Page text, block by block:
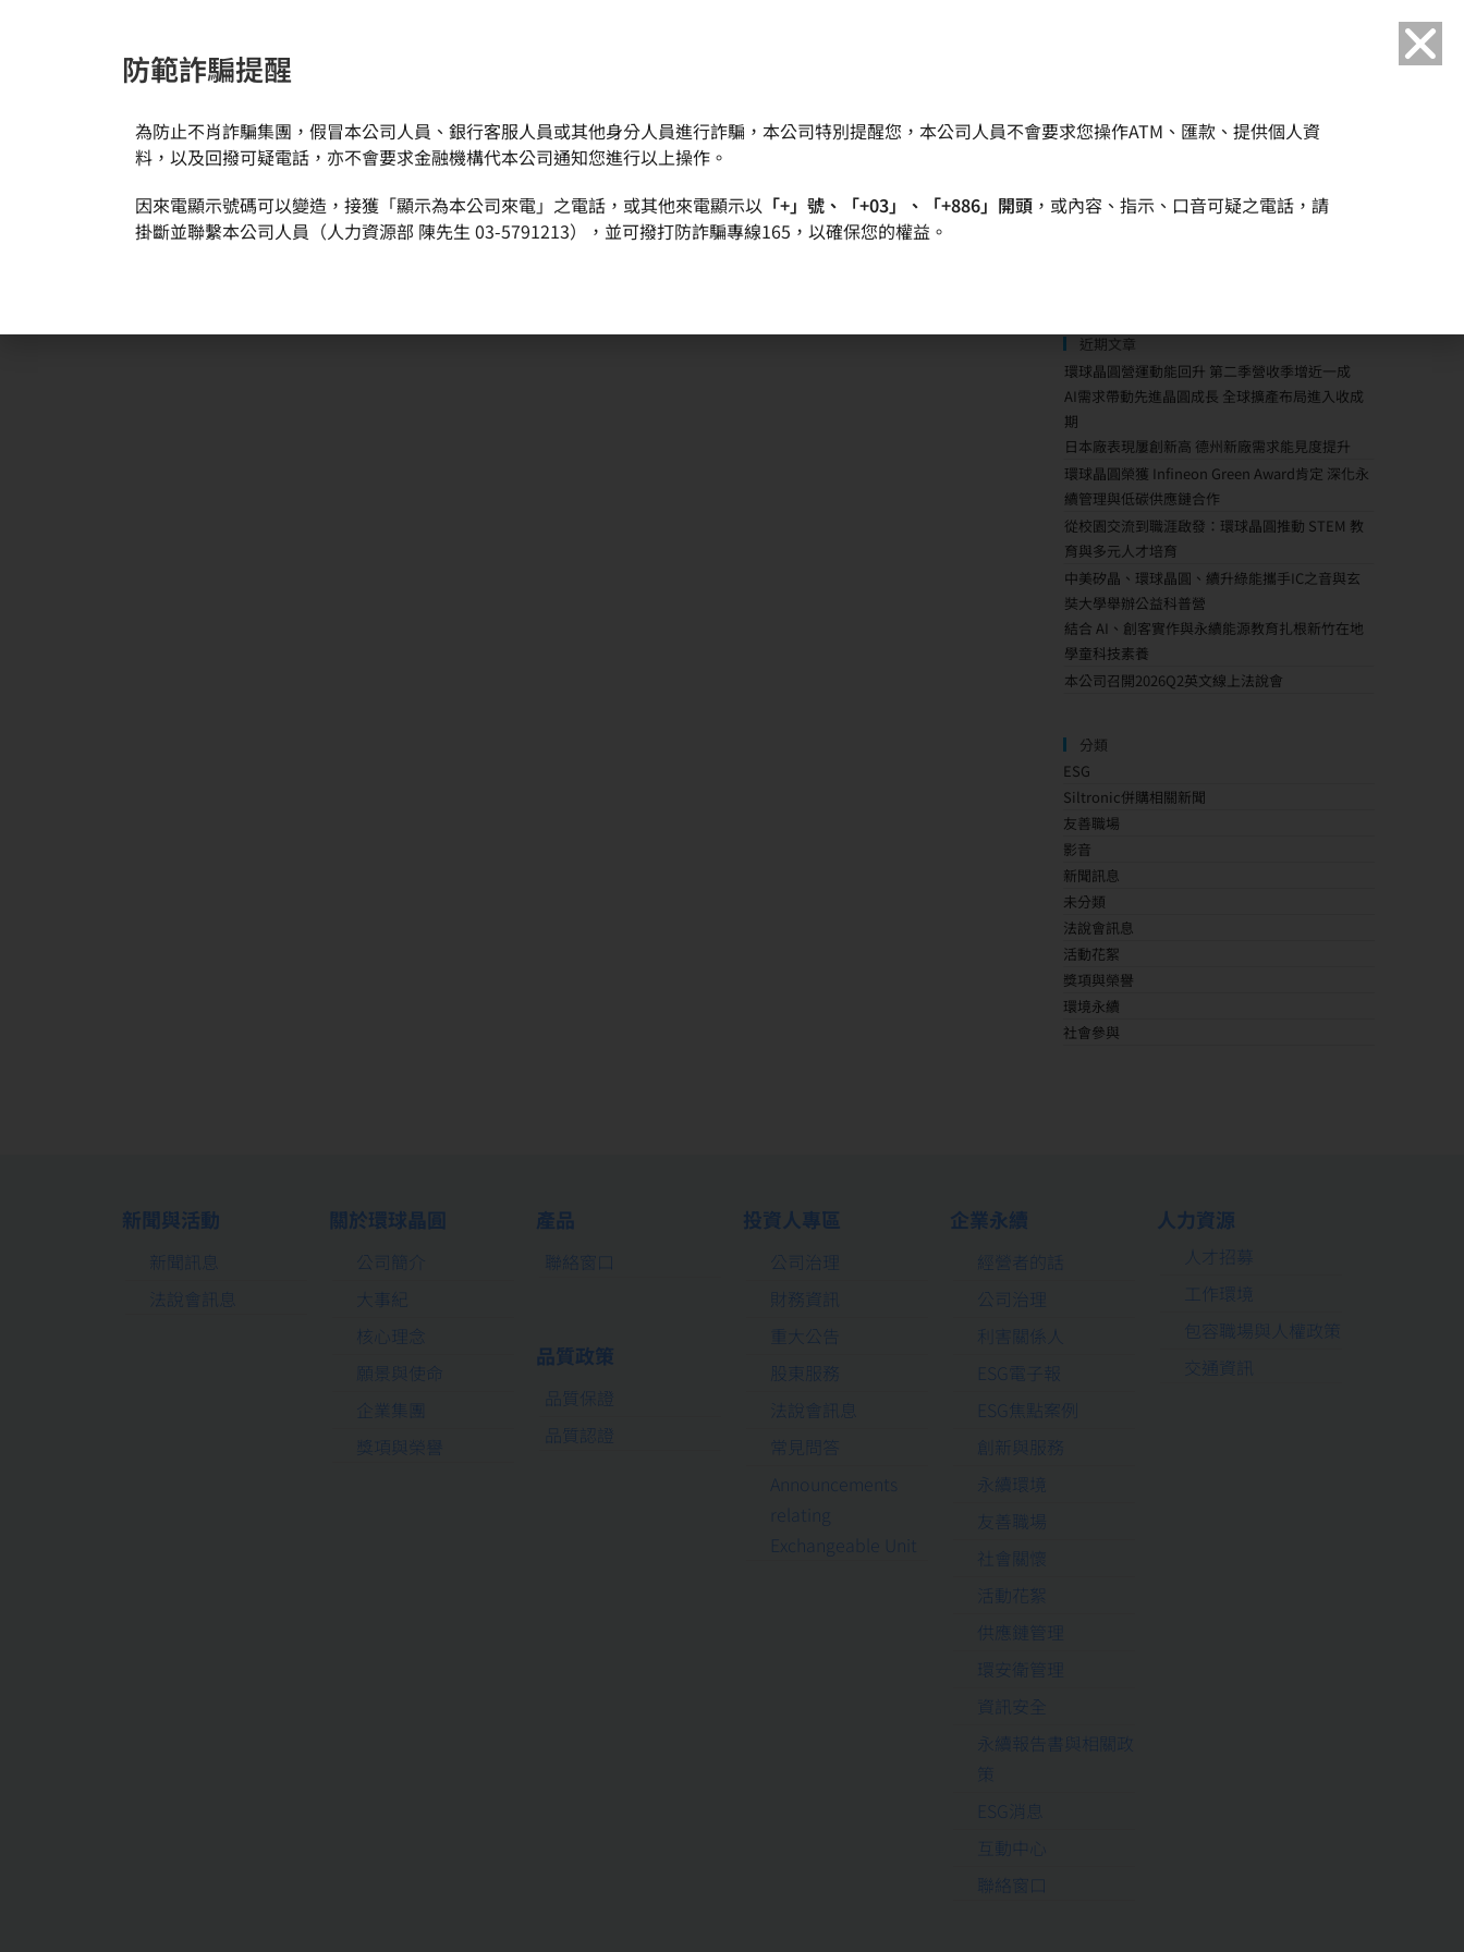
語言
新聞與活動 關於環球晶圓 產品 品質政策
近期文章
環球晶圓營運動能回升 第二季營收季增近一成
AI需求帶動先進晶圓成長 全球擴產布局進入收成
期
日本廠表現屢創新高 德州新廠需求能見度提升
環球晶圓榮獲 Infineon Green Award肯定 深化永
續管理與低碳供應鏈合作
從校園交流到職涯啟發：環球晶圓推動 STEM 教
育與多元人才培育
中美矽晶、環球晶圓、續升綠能攜手IC之音與玄
奘大學舉辦公益科普營
結合 AI、創客實作與永續能源教育扎根新竹在地
學童科技素養
本公司召開2026Q2英文線上法說會
分類
ESG
Siltronic併購相關新聞
友善職場
影音
新聞訊息
未分類
法說會訊息
活動花絮
獎項與榮譽
環境永續
社會參與
新聞與活動
新聞訊息
法說會訊息
關於環球晶圓
公司簡介
大事紀
核心理念
願景與使命
企業集團
獎項與榮譽
產品
聯絡窗口
品質政策
品質保證
品質認證
投資人專區
公司治理
財務資訊
重大公告
股東服務
法說會訊息
常見問答
Announcements
relating
Exchangeable Unit
企業永續
經營者的話
公司治理
利害關係人
ESG電子報
ESG焦點案例
創新與服務
永續環境
友善職場
社會關懷
活動花絮
供應鏈管理
環安衛管理
資訊安全
永續報告書與相關政
策
ESG消息
互動中心
聯絡窗口
人力資源
人才招募
工作環境
包容職場與人權政策
交通資訊
防範詐騙提醒
為防止不肖詐騙集團，假冒本公司人員、銀行客服人員或其他身分人員進行詐騙，本公司特別提醒您，本公司人員不會要求您操作ATM、匯款、提供個人資
料，以及回撥可疑電話，亦不會要求金融機構代本公司通知您進行以上操作。
因來電顯示號碼可以變造，接獲「顯示為本公司來電」之電話，或其他來電顯示以 「+」號、「+03」、「+886」開頭 ，或內容、指示、口音可疑之電話，請
掛斷並聯繫本公司人員（人力資源部 陳先生 03-5791213），並可撥打防詐騙專線165，以確保您的權益。